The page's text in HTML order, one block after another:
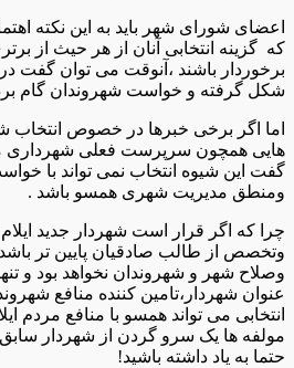
اعضای شورای شهر باید به این نکته
که گزینه انتخابی آنان از هر حیث از
برخوردار باشند ،آنوقت می توان گفت
شکل گرفته و خواست شهروندان گام
اما اگر برخی خبرها در خصوص
هایی همچون سرپرست فعلی شهرداری
گفت این شیوه انتخاب نمی تواند با
ومنطق مدیریت شهری همسو باشد .
چرا که اگر قرار است شهردار جدید
وتخصص از طالب صادقیان پایین تر باشد
وصلاح شهر و شهروندان نخواهد بود و
عنوان شهردار،تامین کننده منافع
انتخابی می تواند همسو با منافع مردم
مولفه ها یک سرو گردن از شهردار سابق
حتما به یاد داشته باشید!